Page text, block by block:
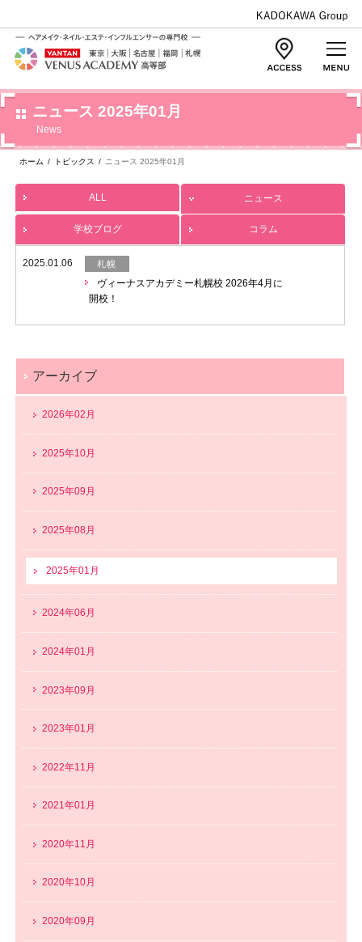
ニュース 2025年01月
News
ホーム / トピックス / ニュース 2025年01月
ALL ニュース
学校ブログ コラム
2025.01.06 札幌
ヴィーナスアカデミー札幌校 2026年4月に
開校！
アーカイブ
2026年02月
2025年10月
2025年09月
2025年08月
2025年01月
2024年06月
2024年01月
2023年09月
2023年01月
2022年11月
2021年01月
2020年11月
2020年10月
2020年09月